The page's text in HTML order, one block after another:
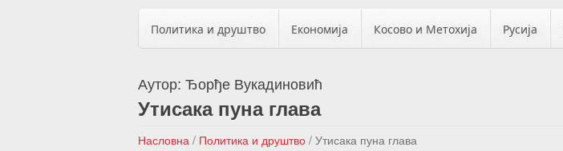
Политика и друштво Економија Косово и Метохија Русија
Аутор: Ђорђе Вукадиновић
Утисака пуна глава
Насловна / Политика и друштво / Утисака пуна глава